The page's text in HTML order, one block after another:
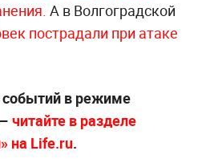
А в Волгоградской
пострадали при атаке
в режиме
читайте в разделе
на Life.ru.